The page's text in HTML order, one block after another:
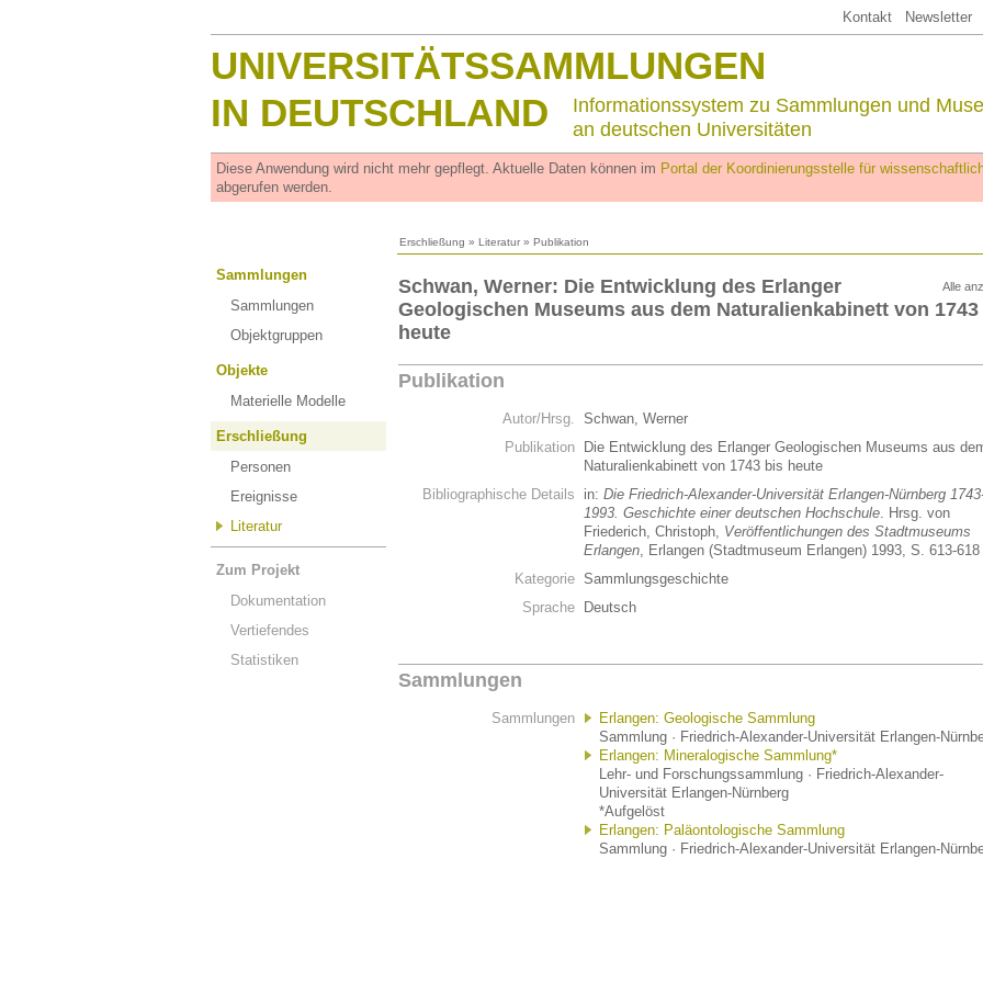
Kontakt Newsletter
UNIVERSITÄTSSAMMLUNGEN
IN DEUTSCHLAND
Informationssystem zu Sammlungen und
an deutschen Universitäten
Diese Anwendung wird nicht mehr gepflegt. Aktuelle Daten können im Portal der Koordinierungsstelle für
abgerufen werden.
Erschließung » Literatur » Publikation
Sammlungen
Sammlungen
Objektgruppen
Objekte
Materielle Modelle
Erschließung
Personen
Ereignisse
Literatur
Zum Projekt
Dokumentation
Vertiefendes
Statistiken
Alle
Schwan, Werner: Die Entwicklung des Erlanger
Geologischen Museums aus dem Naturalienkabinett von
heute
Publikation
Autor/Hrsg. Schwan, Werner
Publikation
Die Entwicklung des Erlanger Geologischen Museums aus
Naturalienkabinett von 1743 bis heute
Bibliographische Details
in: Die Friedrich-Alexander-Universität Erlangen-Nürnberg
1993. Geschichte einer deutschen Hochschule. Hrsg. von
Friederich, Christoph, Veröffentlichungen des Stadtmuseums
Erlangen, Erlangen (Stadtmuseum Erlangen) 1993, S. 613-618
Kategorie Sammlungsgeschichte
Sprache
Deutsch
Sammlungen
Sammlungen
Erlangen: Geologische Sammlung
Sammlung · Friedrich-Alexander-Universität Erlangen-
Erlangen: Mineralogische Sammlung*
Lehr- und Forschungssammlung · Friedrich-Alexander-
Universität Erlangen-Nürnberg
*Aufgelöst
Erlangen: Paläontologische Sammlung
Sammlung · Friedrich-Alexander-Universität Erlangen-